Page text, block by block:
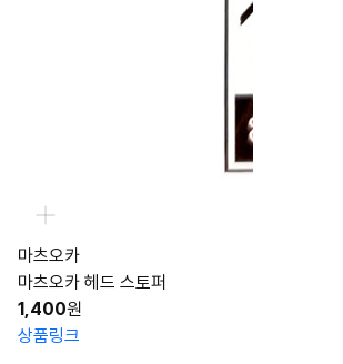
마츠오카
마츠오카 헤드 스토퍼
1,400원
상품링크